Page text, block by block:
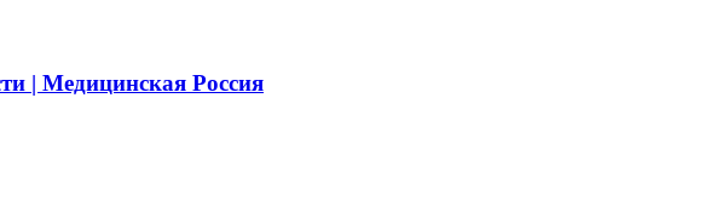
| Медицинская Россия